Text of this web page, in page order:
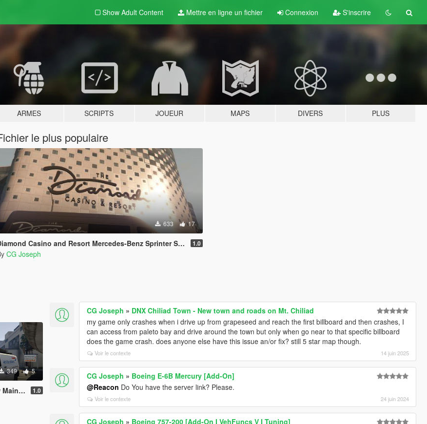
Show Adult Content Mettre en ligne un fichier Connexion S'inscrire
ARMES SCRIPTS JOUEUR MAPS DIVERS PLUS
le plus populaire
633 17
Casino and Resort Mercedes-Benz Sprinter Shuttle Bus 1.0
CG Joseph
349 5
Van 1.0
CG Joseph » DNX Chiliad Town - New town and roads on Mt. Chiliad
my game only crashes when i drive up from grapeseed and reach the first billboard and then crashes, I
can access from paleto bay and drive around the town but only when go near to that specific billboard
does the game crash. does anyone else have this issue an/or fix? still 5 star map though.
Voir le contexte 14 juin 2025
CG Joseph » Boeing E-6B Mercury [Add-On]
@Reacon Do You have the server link? Please.
Voir le contexte 24 juin 2024
CG Joseph » Boeing 757-200 [Add-On I VehFuncs V I Tuning]